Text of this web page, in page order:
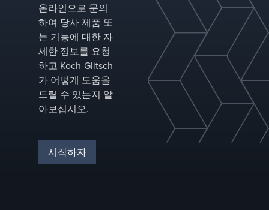
온라인으로 문의
하여 당사 제품 또
는 기능에 대한 자
세한 정보를 요청
하고 Koch-Glitsch
가 어떻게 도움을
드릴 수 있는지 알
아보십시오.
시작하자